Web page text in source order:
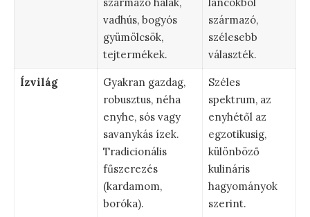
vadhús, bogyós
gyümölcsök,
tejtermékek.
származó,
szélesebb
választék.
Ízvilág
Gyakran gazdag,
robusztus, néha
enyhe, sós vagy
savanykás ízek.
Tradicionális
fűszerezés
(kardamom,
boróka).
Széles
spektrum, az
enyhétől az
egzotikusig,
különböző
kulináris
hagyományok
szerint.